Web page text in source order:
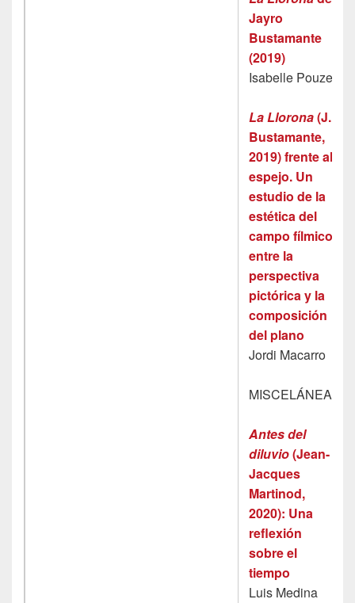
Jayro
Bustamante
(2019)
Isabelle Pouzet
La Llorona(J.
Bustamante,
2019) frente al
espejo. Un
estudio de la
estética del
campo fílmico
entre la
perspectiva
pictórica y la
composición
del plano
Jordi Macarro
MISCELÁNEA
Antes del
diluvio(Jean-
Jacques
Martinod,
2020): Una
reflexión
sobre el
tiempo
Luis Medina